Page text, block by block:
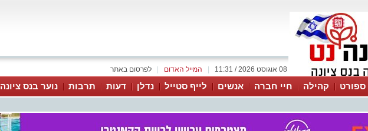
לפרסום באתר המייל האדום 08 אוגוסט 2026 / 11:31
ספורט קהילה חיי חברה אנשים לייף סטייל נדלן דעות תרבות נוער בנס ציונה